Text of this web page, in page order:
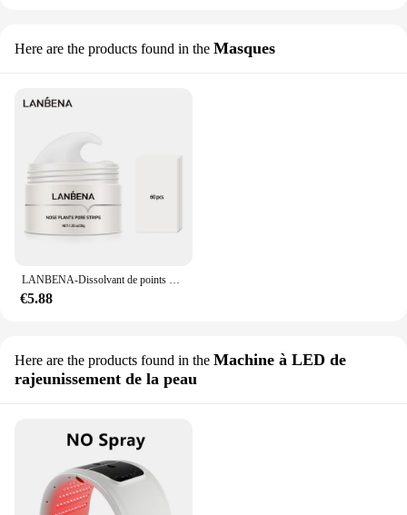
Here are the products found in the Masques
LANBENA-Dissolvant de points noirs, masque antarctique, bande de pores, peeling noir, nettoyage en profondeur, soins de la peau, beauté, santé, nouveau style
€5.88
Here are the products found in the Machine à LED de
rajeunissement de la peau